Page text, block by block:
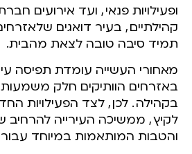
ופעילויות פנאי, ועד אירועים
קהילתיים, בעיר דואגים
תמיד סיבה טובה לצאת מהבית.
מאחורי העשייה עומדת תפיסה
באזרחים הוותיקים חלק
בקהילה. לכן, לצד הפעילויות
לקיץ, ממשיכה העירייה להרחיב
והטבות המותאמות במיוחד